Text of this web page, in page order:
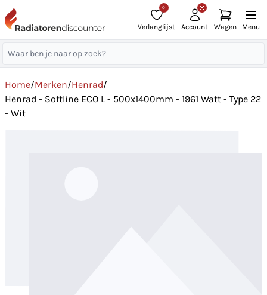
0
Verlanglijst Account Wagen Menu
Home/Merken/Henrad/
Henrad - Softline ECO L - 500x1400mm - 1961 Watt - Type 22
- Wit